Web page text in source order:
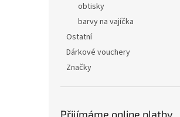
obtisky
barvy na vajíčka
Ostatní
Dárkové vouchery
Značky
Přijímáme online platby